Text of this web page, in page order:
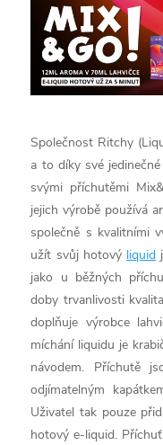
Společnost Ritchy
a to díky své
svými příchutěmi
jejich výrobě používá
společně s kvalitními
užít svůj hotový liquid
jako u běžných
doby trvanlivosti
doplňuje výrobce
míchání liquidu je
návodem. Příchutě
odjímatelným
Uživatel tak pouze
hotový e-liquid.